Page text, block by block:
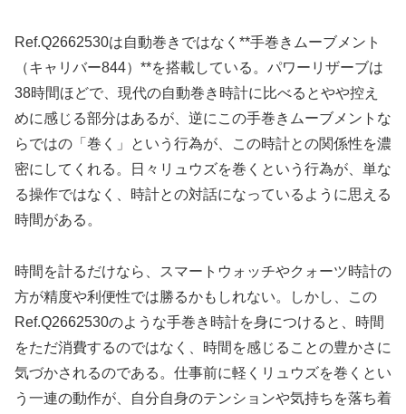
Ref.Q2662530は自動巻きではなく**手巻きムーブメント
（キャリバー844）**を搭載している。パワーリザーブは
38時間ほどで、現代の自動巻き時計に比べるとやや控え
めに感じる部分はあるが、逆にこの手巻きムーブメントな
らではの「巻く」という行為が、この時計との関係性を濃
密にしてくれる。日々リュウズを巻くという行為が、単な
る操作ではなく、時計との対話になっているように思える
時間がある。
時間を計るだけなら、スマートウォッチやクォーツ時計の
方が精度や利便性では勝るかもしれない。しかし、この
Ref.Q2662530のような手巻き時計を身につけると、時間
をただ消費するのではなく、時間を感じることの豊かさに
気づかされるのである。仕事前に軽くリュウズを巻くとい
う一連の動作が、自分自身のテンションや気持ちを落ち着